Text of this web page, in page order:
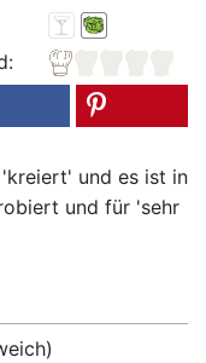
und es ist in
und für 'sehr